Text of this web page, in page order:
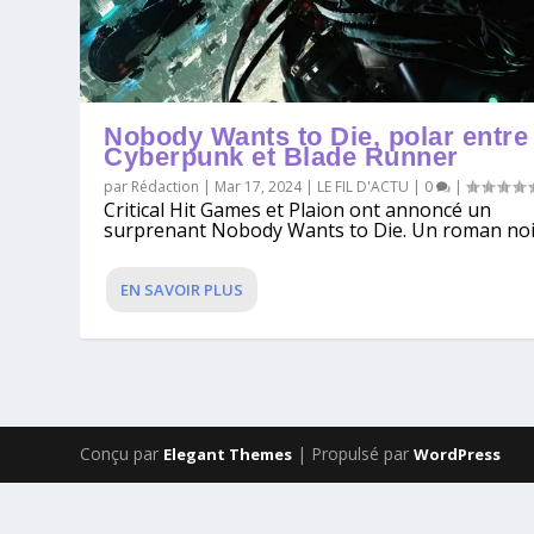
Nobody Wants to Die, polar entre
Cyberpunk et Blade Runner
par Rédaction | Mar 17, 2024| LE FIL D'ACTU | 0 |
Critical Hit Games et Plaion ont annoncé un
surprenant Nobody Wants to Die. Un roman
EN SAVOIR PLUS
Conçu par Elegant Themes | Propulsé parWordPress